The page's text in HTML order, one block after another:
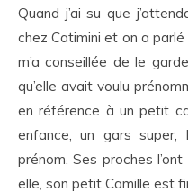
Quand j’ai su que
chez Catimini et on a
m’a conseillée de le
qu’elle avait voulu
en référence à un petit
enfance, un gars
prénom. Ses proches
elle, son petit Camille est